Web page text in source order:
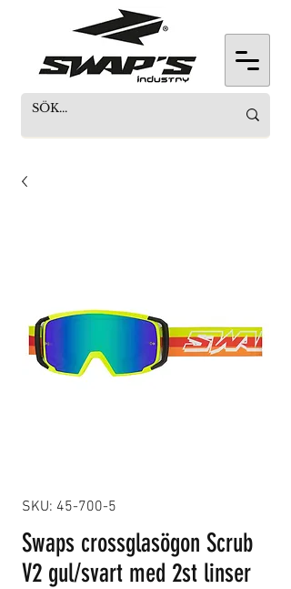
SKU: 45-700-5
Swaps crossglasögon Scrub
V2 gul/svart med 2st linser